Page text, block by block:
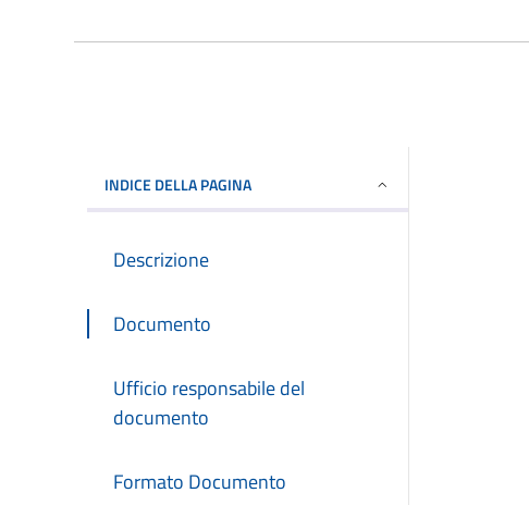
INDICE DELLA PAGINA
Descrizione
Documento
Ufficio responsabile del
documento
Formato Documento